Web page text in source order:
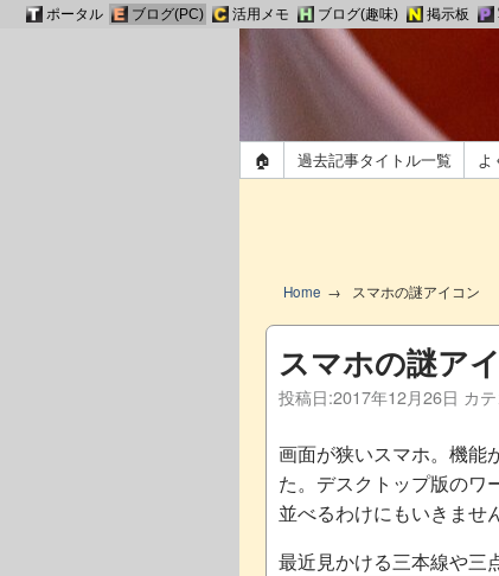
🏠 過去記事タイトル一覧 よ
Home スマホの謎アイコン
スマホの謎ア
投稿日:2017年12月26日 カ
画面が狭いスマホ。機能
た。デスクトップ版のワ
並べるわけにもいきません
最近見かける三本線や三
ポータル ブログ(PC) 活用メモ ブログ(趣味) 掲示板